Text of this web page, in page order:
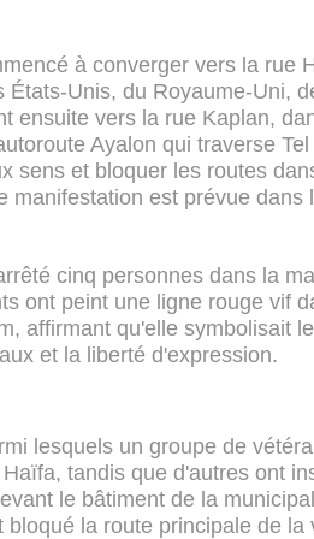
à converger vers la rue
États-Unis, du Royaume-Uni,
ensuite vers la rue Kaplan,
Ayalon qui traverse
sens et bloquer les routes
manifestation est prévue dans
cinq personnes dans la
ont peint une ligne rouge vif
affirmant qu'elle symbolisait
et la liberté d'expression.
lesquels un groupe de
tandis que d'autres ont
le bâtiment de la
la route principale de la